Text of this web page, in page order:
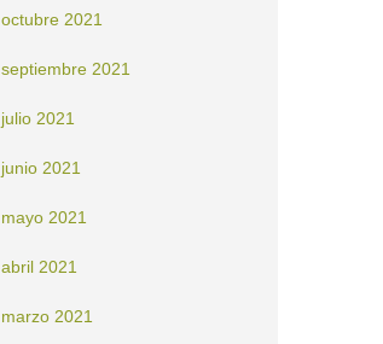
octubre 2021
septiembre 2021
julio 2021
junio 2021
mayo 2021
abril 2021
marzo 2021